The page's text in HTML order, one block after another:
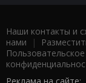
Наши контакты и
нами |